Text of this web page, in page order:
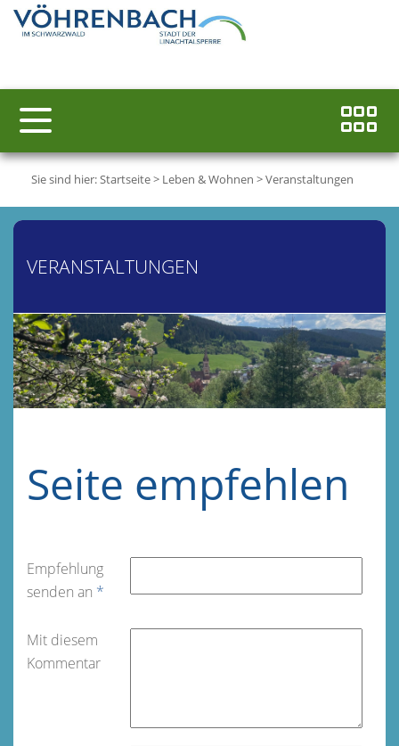
Sie sind hier:Startseite> Leben & Wohnen >Veranstaltungen
VERANSTALTUNGEN
Seite empfehlen
Empfehlung
senden an *
Mit diesem
Kommentar